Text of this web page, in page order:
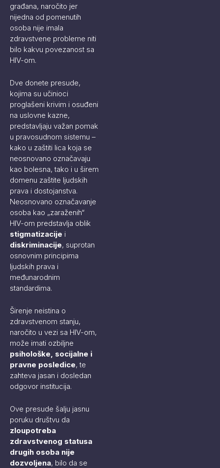
građana, naročito jer
nijedna od pomenutih
osoba nije imala
zdravstvene probleme niti
bilo kakvu povezanost sa
HIV-om.
Dve donete presude,
kojima su učinioci
proglašeni krivim i osuđeni
na uslovne kazne,
predstavljaju važan pomak
u pravosudnom sistemu –
kako u zaštiti lica koja se
neosnovano označavaju
kao bolesna, tako i u širem
domenu zaštite ljudskih
prava i dostojanstva.
Neosnovano označavanje
osoba kao „zaraženih“
HIV-om predstavlja oblik
stigmatizacije i
diskriminacije, suprotan
osnovnim principima
ljudskih prava i
međunarodnim
standardima.
Širenje neistina o
zdravstvenom stanju,
naročito u vezi sa HIV-om,
može imati ozbiljne
psihološke, socijalne i
pravne posledice, te
zahteva jasan i dosledan
odgovor institucija.
Ove presude šalju jasnu
poruku društvu da
zloupotreba
zdravstvenog statusa
drugih osoba nije
dozvoljena, bilo da se